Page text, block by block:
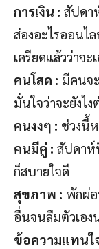
การเงิน : สัปดา
ส่องอะไรออนไ
เครียดแล้วว่าจะ
คนโสด : มีคนจ
มั่นใจว่าจะยังไง
คนงงๆ : ช่วงนี้
คนมีคู่ : สัปดาห์
ก็สบายใจดี
สุขภาพ : พักผ่
อื่นจนลืมตัวเอง
ข้อความแทนใ